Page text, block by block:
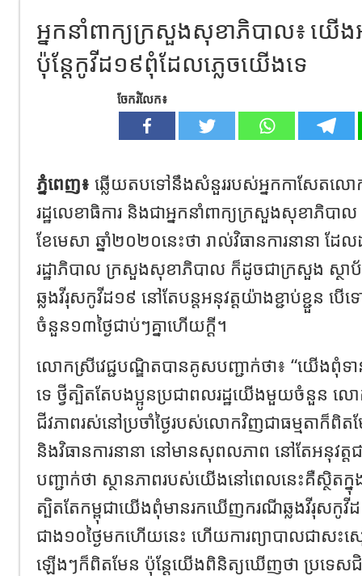
អ្នកនាំពាក្យក្រសួងសុខាភិបាល៖ យើង
ប៉ុន្តែកូវីដ១៩ពុំដែលភ្លេចយើងទេ
ចែករំលែក៖
ភ្នំពេញ៖ ឆ្លើយតបទៅនឹងសំនួររបស់អ្នកកាសែតលោ
រដ្ឋលេខាធិការ និងជាអ្នកនាំពាក្យក្រសួងសុខាភិបា
ខែមេសា ឆ្នាំ២០២០នេះថា រាល់វិធានការនានា ដ
រដ្ឋាភិបាល ក្រសួងសុខាភិបាល ក៏ដូចជាក្រសួង ស្ថាប័ន
ឆ្លងវីរុសកូវីដ១៩ នៅតែបន្តអនុវត្តយ៉ាងខ្ជាប់ខ្ជួន ប
ចំនួន១៣ថ្ងៃជាប់ៗគ្នាហើយក្តី។
លោកស្រីវេជ្ជបណ្ឌិតបានគូសបញ្ជាក់ថា៖ “យើងពុំទ
ទេ ថ្វីត្បិតតែបងប្អូនប្រជាពលរដ្ឋយើងមួយចំនួន
ជីវភាពរស់នៅប្រចាំថ្ងៃរបស់លោកវិញជាធម្មតាក៏ពិតមែ
និងវិធានការនានា នៅមានសុពលភាព នៅតែអនុវត្
បញ្ជាក់ថា ស្ថានភាពរបស់យើងនៅពេលនេះគឺស្ថិ
ត្បិតតែកម្ពុជាយើងពុំមានរកឃើញករណីឆ្លងវីរុសកូវី
ជាង១០ថ្ងៃមកហើយនេះ ហើយការព្យាបាលជាសះស្
ឡើងៗក៏ពិតមែន ប៉ុន្តែយើងពិនិត្យឃើញថា ប្រទេ